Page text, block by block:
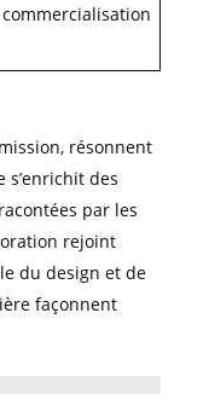
commercialisation
résonnent
s’enrichit des
par les
rejoint
du design et de
façonnent